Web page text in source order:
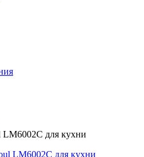
LM6002C для кухни